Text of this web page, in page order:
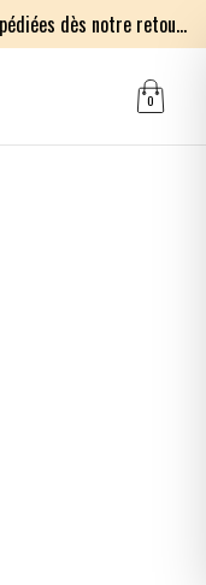
Vacances d'été : vos commandes seront expédiées dès notre retour le lundi 17 août. Merci pour votre patience.
0